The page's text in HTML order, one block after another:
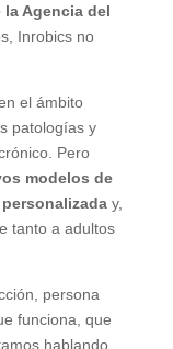
Agencia del
Inrobics no
el ámbito
patologías y
Pero
modelos de
y,
tanto a adultos
persona
funciona, que
hablando,